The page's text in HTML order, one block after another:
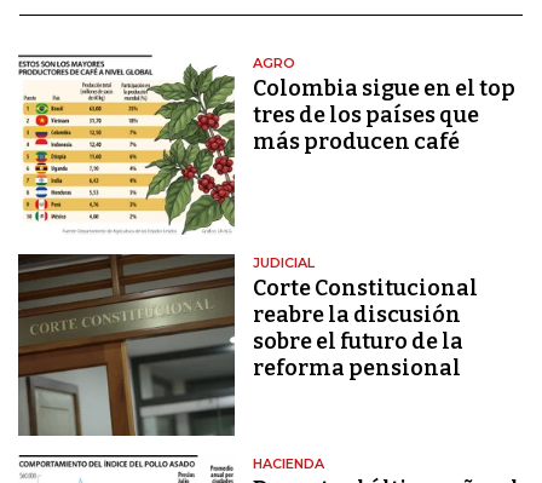
AGRO
Colombia sigue en el top
tres de los países que
más producen café
JUDICIAL
Corte Constitucional
reabre la discusión
sobre el futuro de la
reforma pensional
HACIENDA